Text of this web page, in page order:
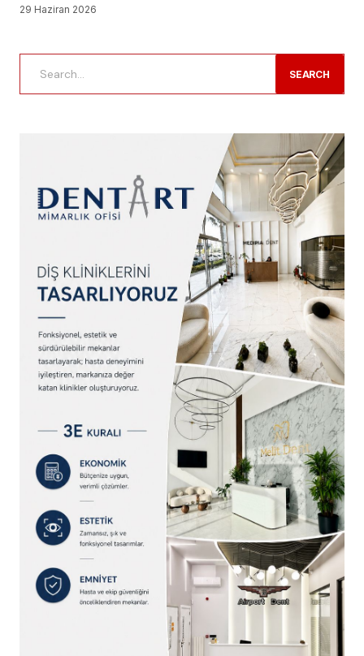
29 Haziran 2026
SEARCH